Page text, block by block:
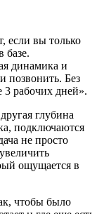
если вы только
базе.
динамика и
позвонить. Без
3 рабочих дней».
глубина
подключаются
не просто
ощущается в
чтобы было